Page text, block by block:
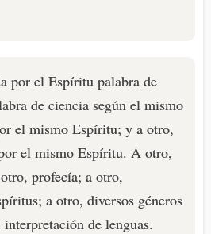
por el Espíritu palabra de
de ciencia según el mismo
el mismo Espíritu; y a otro,
el mismo Espíritu. A otro,
profecía; a otro,
a otro, diversos géneros
de lenguas.